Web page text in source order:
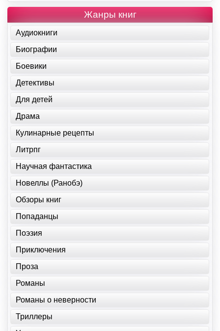
Жанры книг
Аудиокниги
Биографии
Боевики
Детективы
Для детей
Драма
Кулинарные рецепты
Литрпг
Научная фантастика
Новеллы (Ранобэ)
Обзоры книг
Попаданцы
Поэзия
Приключения
Проза
Романы
Романы о неверности
Триллеры